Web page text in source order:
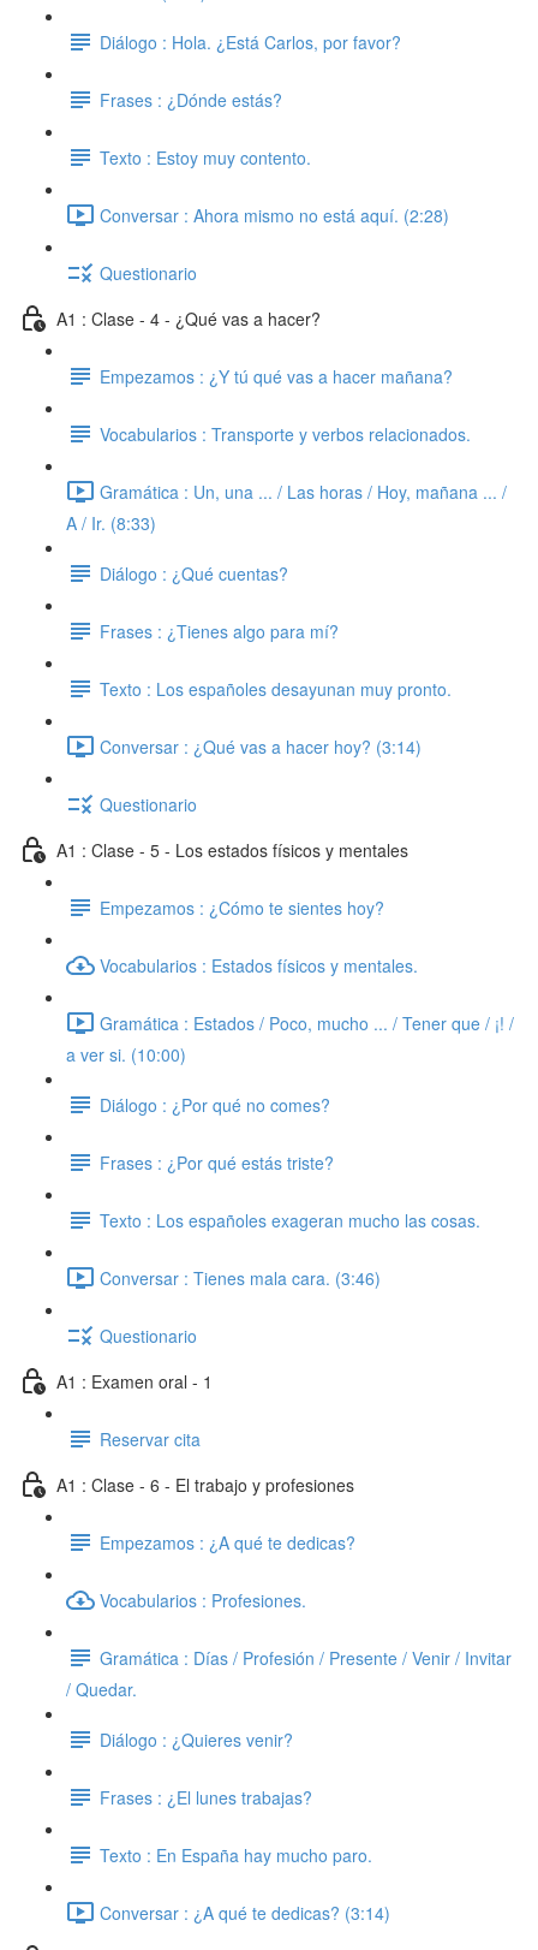
Diálogo : Hola. ¿Está Carlos, por favor?
Frases : ¿Dónde estás?
Texto : Estoy muy contento.
Conversar : Ahora mismo no está aquí. (2:28)
Questionario
A1 : Clase - 4 - ¿Qué vas a hacer?
Empezamos : ¿Y tú qué vas a hacer mañana?
Vocabularios : Transporte y verbos relacionados.
Gramática : Un, una ... / Las horas / Hoy, mañana ... /
A / Ir. (8:33)
Diálogo : ¿Qué cuentas?
Frases : ¿Tienes algo para mí?
Texto : Los españoles desayunan muy pronto.
Conversar : ¿Qué vas a hacer hoy? (3:14)
Questionario
A1 : Clase - 5 - Los estados físicos y mentales
Empezamos : ¿Cómo te sientes hoy?
Vocabularios : Estados físicos y mentales.
Gramática : Estados / Poco, mucho ... / Tener que / ¡! /
a ver si. (10:00)
Diálogo : ¿Por qué no comes?
Frases : ¿Por qué estás triste?
Texto : Los españoles exageran mucho las cosas.
Conversar : Tienes mala cara. (3:46)
Questionario
A1 : Examen oral - 1
Reservar cita
A1 : Clase - 6 - El trabajo y profesiones
Empezamos : ¿A qué te dedicas?
Vocabularios : Profesiones.
Gramática : Días / Profesión / Presente / Venir / Invitar
/ Quedar.
Diálogo : ¿Quieres venir?
Frases : ¿El lunes trabajas?
Texto : En España hay mucho paro.
Conversar : ¿A qué te dedicas? (3:14)